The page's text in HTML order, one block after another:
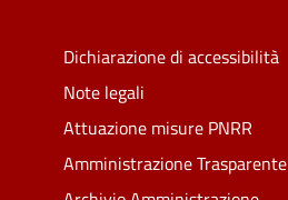
Dichiarazione di accessibilità
Note legali
Attuazione misure PNRR
Amministrazione Trasparente